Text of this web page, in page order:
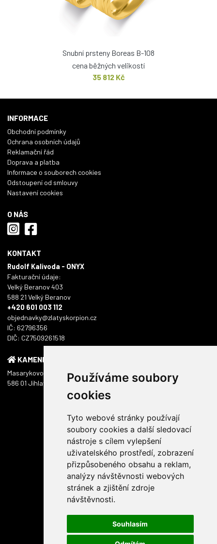
Používáme soubory
cookies
Tyto webové stránky používají
soubory cookies a další sledovací
nástroje s cílem vylepšení
uživatelského prostředí, zobrazení
přizpůsobeného obsahu a reklam,
analýzy návštěvnosti webových
stránek a zjištění zdroje
návštěvnosti.
Souhlasím
Snubní prsteny Boreas B-108
cena běžných velikostí
35 812 Kč
INFORMACE
Obchodní podmínky
Ochrana osobních údajů
Reklamační řád
Doprava a platba
Informace o souborech cookies
Odstoupení od smlouvy
Nastavení cookies
O NÁS
KONTAKT
Rudolf Kalivoda - ONYX
Fakturační údaje:
Velký Beranov 403
588 21 Velký Beranov
+420 601 003 112
objednavky@zlatyskorpion.cz
IČ: 62796356
DIČ: CZ7509261518
KAMENNÁ PRODEJNA
Masarykovo náměstí 1217/51
586 01 Jihlava